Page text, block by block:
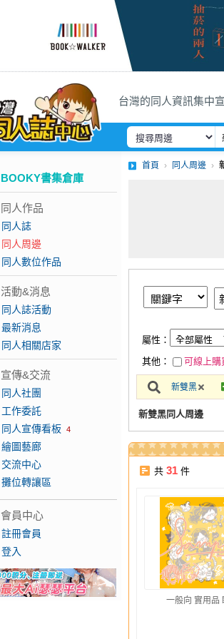
台灣的同人資訊集中
BOOKY書集倉庫
同人作品
同人誌
同人周邊
同人數位作品
活動&消息
同人誌活動
最新消息
同人相關店家
宣傳&交流
同人社團
工作委託
同人宣傳看板 4
繪圖藝廊
交流中心
攤位轉讓區
會員中心
註冊會員
登入
首頁 同人周邊
屬性：
其他：
可線上購
新雙黑
新雙黑同人周邊
共 31 件
一般向 實用品